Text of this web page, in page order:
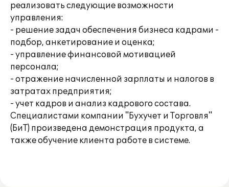
реализовать следующие возможности
управления:
- решение задач обеспечения бизнеса кадрами -
подбор, анкетирование и оценка;
- управление финансовой мотивацией
персонала;
- отражение начисленной зарплаты и налогов в
затратах предприятия;
- учет кадров и анализ кадрового состава.
Специалистами компании "Бухучет и Торговля"
(БиТ) произведена демонстрация продукта, а
также обучение клиента работе в системе.